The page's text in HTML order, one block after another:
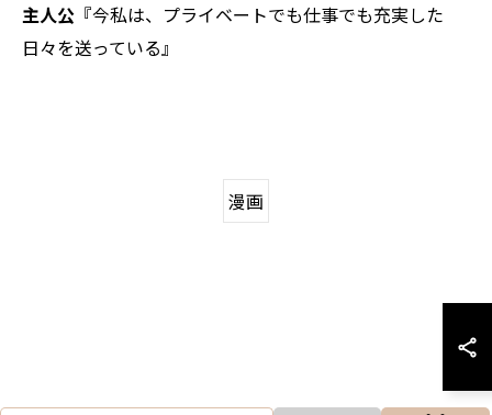
主人公 『今私は、プライベートでも仕事でも充実した
日々を送っている』
漫画